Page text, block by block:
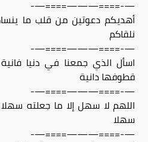
—-====———====—-
أهديكم دعوتين من قلب ما
نلقاكم
—-====———====—-
اسأل الذي جمعنا في دنيا
قطوفها دانية
—-====———====—-
اللهم لا سهل إلا ما جعلته
سهلا
—-====———====—-